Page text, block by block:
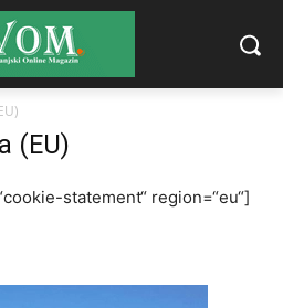
(EU)
statement“ region=“eu“]